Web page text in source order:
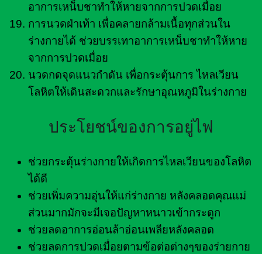
อาการเหน็บชาทำให้หายจากการปวดเมื่อย
การนวดฝ่าเท้า เพื่อคลายกล้ามเนื้อทุกส่วนใน
ร่างกายได้ ช่วยบรรเทาอาการเหน็บชาทำให้หาย
จากการปวดเมื่อย
นวดกดจุดแนวกำดัน เพื่อกระตุ้นการ ไหลเวียน
โลหิตให้เดินสะดวกและรักษาอุณหภูมิในร่างกาย
ประโยชน์ของการอยู่ไฟ
ช่วยกระตุ้นร่างกายให้เกิดการไหลเวียนของโลหิต
ได้ดี
ช่วยเพิ่มความอุ่นให้แก่ร่างกาย หลังคลอดคุณแม่
ส่วนมากมักจะมีเจอปัญหาหนาวเข้ากระดูก
ช่วยลดอาการอ่อนล้าอ่อนเพลียหลังคลอด
ช่วยลดการปวดเมื่อยตามข้อต่อต่างๆของร่ายกาย